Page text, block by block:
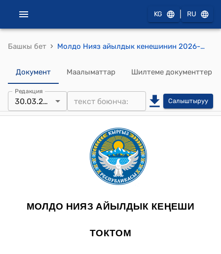
KG RU
Башкы бет › Молдо Нияз айылдык кенешинин 2026-жылдын 30-мартындагы №01-07/6 токтому
Документ Маалыматтар Шилтеме документтер
Редакция
30.03.2026 Салыштыруу